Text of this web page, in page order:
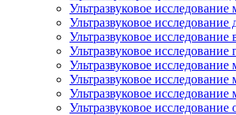
Ультразвуковое
Ультразвуковое исследование
Ультразвуковое исследование
Ультразвуковое
Ультразвуковое
Ультразвуковое
Ультразвуковое исследование
Ультразвуковое